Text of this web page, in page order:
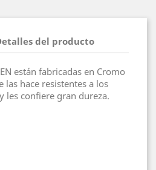
del producto
están fabricadas en Cromo
las hace resistentes a los
les confiere gran dureza.